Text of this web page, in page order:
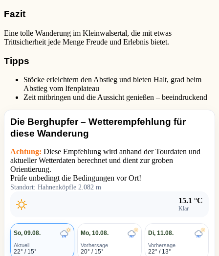
Fazit
Eine tolle Wanderung im Kleinwalsertal, die mit etwas
Trittsicherheit jede Menge Freude und Erlebnis bietet.
Tipps
Stöcke erleichtern den Abstieg und bieten Halt, grad beim
Abstieg vom Ifenplateau
Zeit mitbringen und die Aussicht genießen – beeindruckend
Die Berghupfer – Wetterempfehlung für
diese Wanderung
Achtung: Diese Empfehlung wird anhand der Tourdaten und
aktueller Wetterdaten berechnet und dient zur groben
Orientierung.
Prüfe unbedingt die Bedingungen vor Ort!
Standort: Hahnenköpfle 2.082 m
15.1 °C
Klar
So, 09.08.
Aktuell
22° / 15°
Mo, 10.08.
Vorhersage
20° / 15°
Di, 11.08.
Vorhersage
22° / 13°